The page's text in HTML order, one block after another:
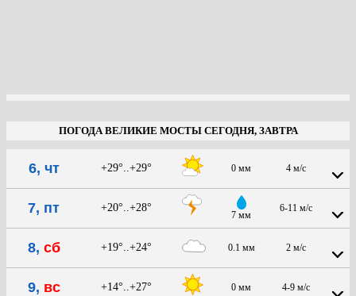
ПОГОДА ВЕЛИКИЕ МОСТЫ СЕГОДНЯ, ЗАВТРА
6, чт +29°..+29° 0 мм 4 м/с
7, пт +20°..+28°
7 мм
6-11 м/с
8, сб +19°..+24° 0.1 мм 2 м/с
9, вс +14°..+27° 0 мм 4-9 м/с